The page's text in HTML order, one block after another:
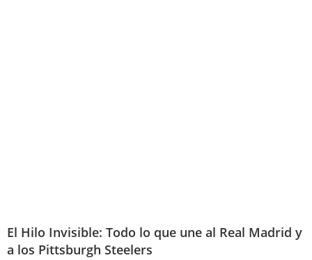
El Hilo Invisible: Todo lo que une al Real Madrid y
a los Pittsburgh Steelers